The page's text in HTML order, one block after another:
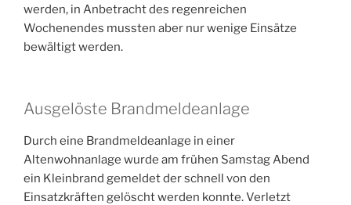
werden, in Anbetracht des regenreichen
Wochenendes mussten aber nur wenige Einsätze
bewältigt werden.
Ausgelöste Brandmeldeanlage
Durch eine Brandmeldeanlage in einer
Altenwohnanlage wurde am frühen Samstag Abend
ein Kleinbrand gemeldet der schnell von den
Einsatzkräften gelöscht werden konnte. Verletzt